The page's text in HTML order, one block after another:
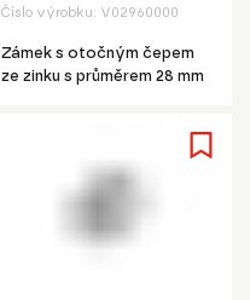
Číslo výrobku: V02960000
Zámek s otočným čepem
ze zinku s průměrem 28 mm